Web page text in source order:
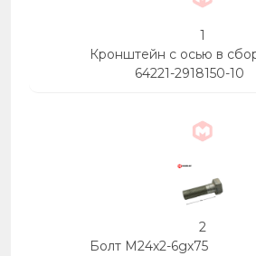
1
Кронштейн с осью в
64221-2918150-10
2
Болт М24х2-6gх75